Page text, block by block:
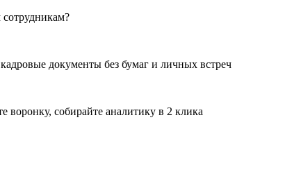
документы без бумаг и личных встреч
воронку, собирайте аналитику в 2 клика